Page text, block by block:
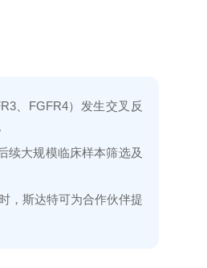
、FGFR4）发生交叉反
续大规模临床样本筛选及
，斯达特可为合作伙伴提